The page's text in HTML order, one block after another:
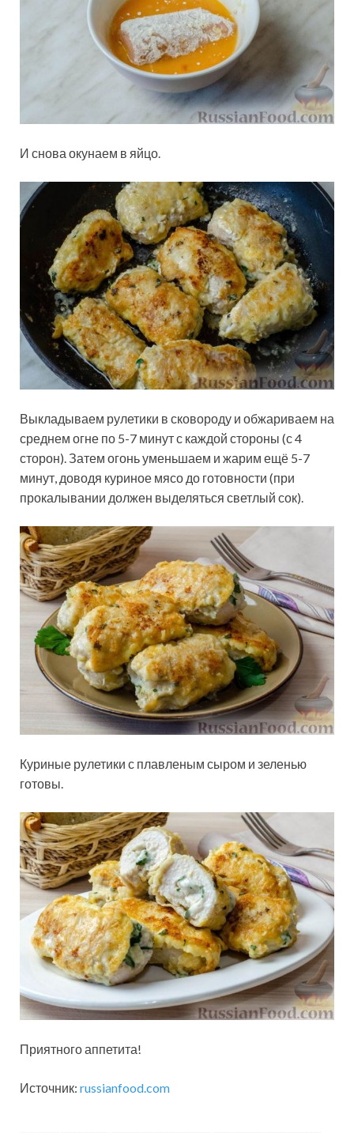
И снова окунаем в яйцо.
Выкладываем рулетики в сковороду и обжариваем на
среднем огне по 5-7 минут с каждой стороны (с 4
сторон). Затем огонь уменьшаем и жарим ещё 5-7
минут, доводя куриное мясо до готовности (при
прокалывании должен выделяться светлый сок).
Куриные рулетики с плавленым сыром и зеленью
готовы.
Приятного аппетита!
Источник: russianfood.com